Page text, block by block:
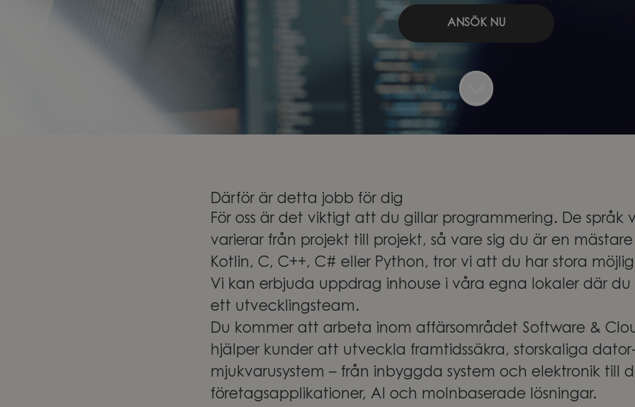
ANSÖK NU
Därför är detta jobb för dig
För oss är det viktigt att du gillar programmering. De språk
varierar från projekt till projekt, så vare sig du är en
Kotlin, C, C++, C# eller Python, tror vi att du har stora
Vi kan erbjuda uppdrag inhouse i våra egna lokaler där du
ett utvecklingsteam.
Du kommer att arbeta inom affärsområdet Software &
hjälper kunder att utveckla framtidssäkra, storskaliga
mjukvarusystem – från inbyggda system och elektronik till
företagsapplikationer, AI och molnbaserade lösningar.